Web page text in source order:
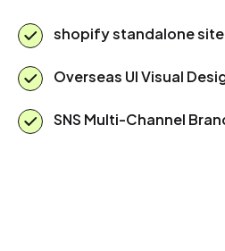
shopify standalone
Overseas UI Visual
SNS Multi-Channel